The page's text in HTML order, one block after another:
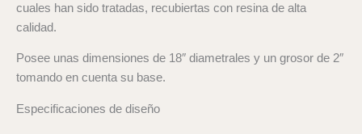
cuales han sido tratadas, recubiertas con resina de alta
calidad.
Posee unas dimensiones de 18″ diametrales y un grosor de 2″
tomando en cuenta su base.
Especificaciones de diseño